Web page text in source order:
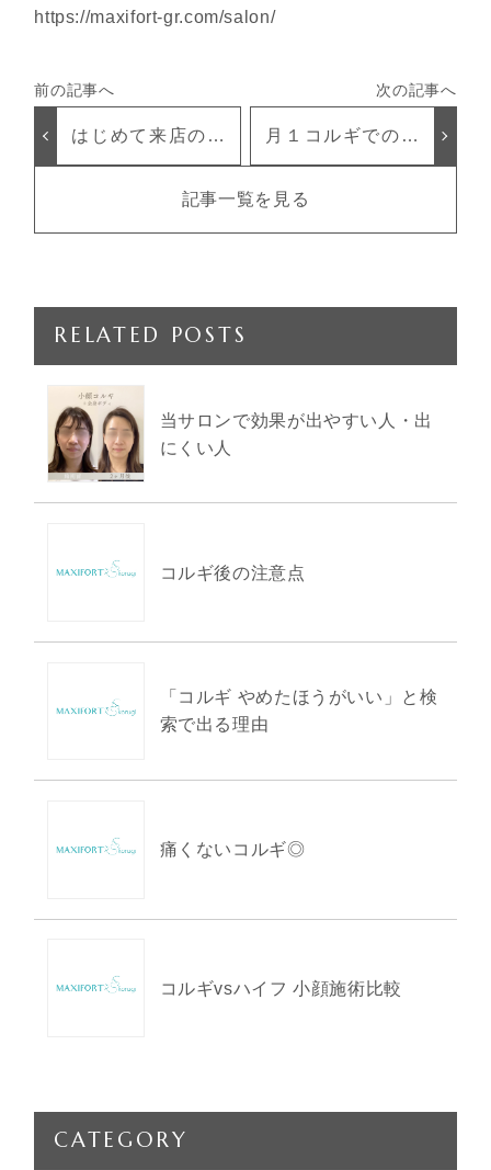
https://maxifort-gr.com/salon/
はじめて来店の感
想‥—-☆
月１コルギでの途
中経過☆
記事一覧を見る
RELATED POSTS
当サロンで効果が出やすい人・出
にくい人
コルギ後の注意点
「コルギ やめたほうがいい」と検
索で出る理由
痛くないコルギ◎
コルギvsハイフ 小顔施術比較
CATEGORY